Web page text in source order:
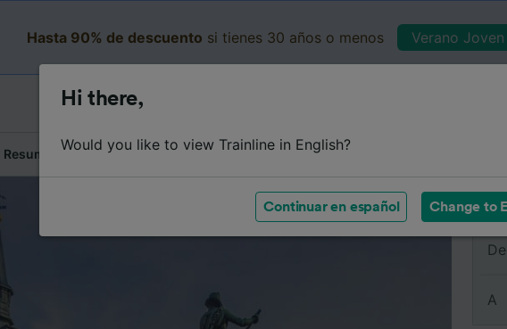
Hasta 90% de descuento si tienes 30 años o menos Verano
Resumen del viaje Horarios Clases Servicios a bordo
De
A
Hi there,
Would you like to view Trainline in English?
Continuar en español Change to